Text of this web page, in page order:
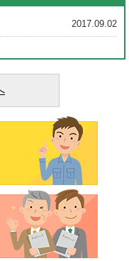
2017.09.02